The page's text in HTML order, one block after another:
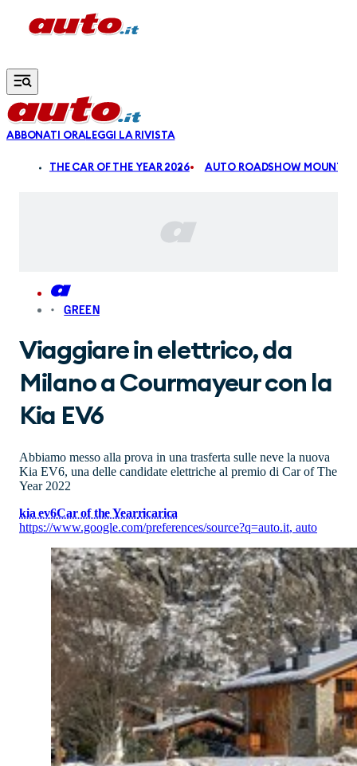
Vai al contenuto principale
ABBONATI ORALEGGI LA RIVISTA
THE CAR OF THE YEAR 2026 AUTO ROADSHOW
GREEN
Viaggiare in elettrico, da
Milano a Courmayeur con la
Kia EV6
Abbiamo messo alla prova in una trasferta sulle neve la nuova
Kia EV6, una delle candidate elettriche al premio di Car of The
Year 2022
kia ev6Car of the Yearricarica
https://www.google.com/preferences/source?q=auto.it, auto